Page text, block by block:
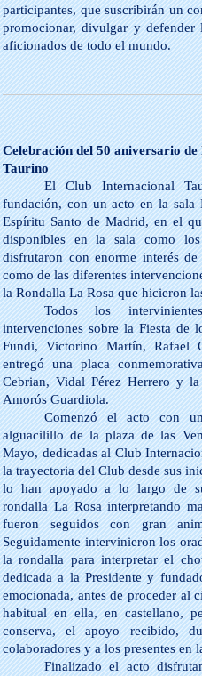
participantes, que suscribirán un
promocionar, divulgar y
aficionados de todo el mundo.
Celebración del 50 aniversario
Taurino
El Club Internacional
fundación, con un acto en la sala
Espíritu Santo de Madrid, en el
disponibles en la sala como
disfrutaron con enorme interés
como de las diferentes
la Rondalla La Rosa que hicieron
Todos los
intervenciones sobre la Fiesta de
Fundi, Victorino Martín, Rafael
entregó una placa
Cebrian, Vidal Pérez Herrero y
Amorós Guardiola.
Comenzó el acto con
alguacilillo de la plaza de las
Mayo, dedicadas al Club
la trayectoria del Club desde sus
lo han apoyado a lo largo de
rondalla La Rosa interpretando
fueron seguidos con gran
Seguidamente intervinieron los
la rondalla para interpretar el
dedicada a la Presidente y
emocionada, antes de proceder al
habitual en ella, en castellano,
conserva, el apoyo recibido,
colaboradores y a los presentes en
Finalizado el acto